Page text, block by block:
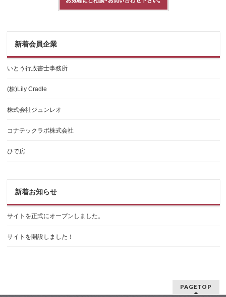
新着会員企業
いとう行政書士事務所
(株)Lily Cradle
株式会社ジュンレオ
コナテックラボ株式会社
ひで房
新着お知らせ
サイトを正式にオープンしました。
サイトを開設しました！
PAGETOP